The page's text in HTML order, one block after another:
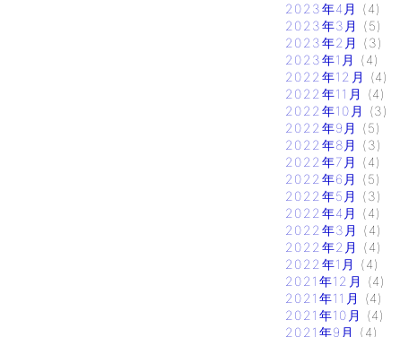
2023年4月
(4)
2023年3月
(5)
2023年2月
(3)
2023年1月
(4)
2022年12月
(4)
2022年11月
(4)
2022年10月
(3)
2022年9月
(5)
2022年8月
(3)
2022年7月
(4)
2022年6月
(5)
2022年5月
(3)
2022年4月
(4)
2022年3月
(4)
2022年2月
(4)
2022年1月
(4)
2021年12月
(4)
2021年11月
(4)
2021年10月
(4)
2021年9月
(4)